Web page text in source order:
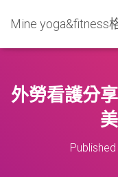
Mine yoga&fitness
外勞看護分